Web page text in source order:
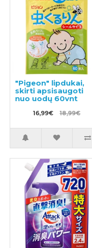
"Pigeon" lipdukai,
skirti apsisaugoti
nuo uodų 60vnt
16,99€ 18,99€